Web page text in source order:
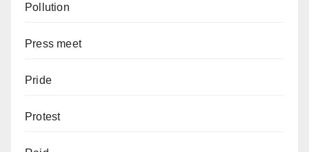
Pollution
Press meet
Pride
Protest